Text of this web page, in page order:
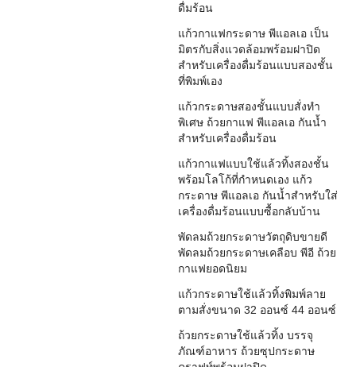
ดื่มร้อน
แก้วกาแฟกระดาษ พีแอลเอ เป็น
มิตรกับสิ่งแวดล้อมพร้อมฝาปิด
สำหรับเครื่องดื่มร้อนแบบสองชั้น
ที่พิมพ์เอง
แก้วกระดาษสองชั้นแบบสั่งทำ
พิเศษ ถ้วยกาแฟ พีแอลเอ กันน้ำ
สำหรับเครื่องดื่มร้อน
แก้วกาแฟแบบใช้แล้วทิ้งสองชั้น
พร้อมโลโก้ที่กำหนดเอง แก้ว
กระดาษ พีแอลเอ กันน้ำสำหรับใส่
เครื่องดื่มร้อนแบบซื้อกลับบ้าน
พัดลมถ้วยกระดาษวัตถุดิบขายดี
พัดลมถ้วยกระดาษเคลือบ พีอี ถ้วย
กาแฟยอดนิยม
แก้วกระดาษใช้แล้วทิ้งพิมพ์ลาย
ตามสั่งขนาด 32 ออนซ์ 44 ออนซ์
ถ้วยกระดาษใช้แล้วทิ้ง บรรจุ
ภัณฑ์อาหาร ถ้วยซุปกระดาษ